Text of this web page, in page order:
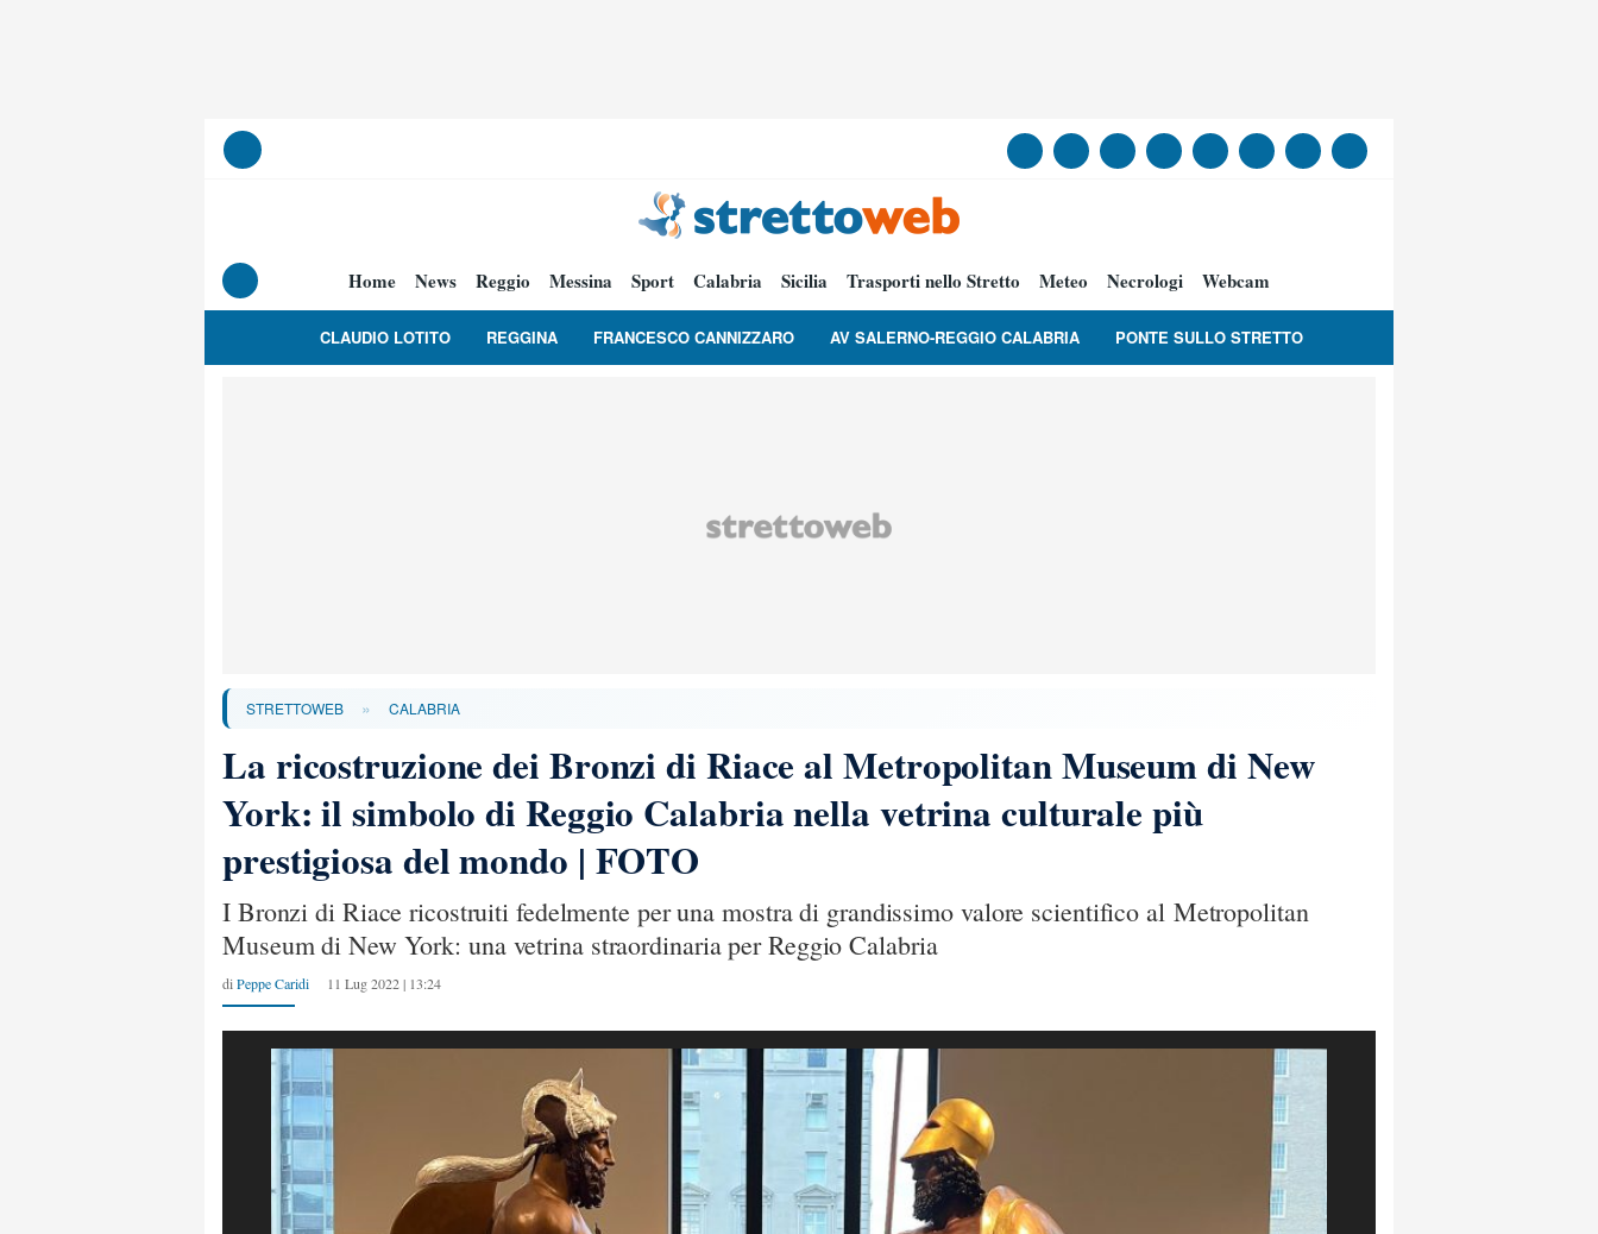
Home News Reggio Messina Sport Calabria Sicilia Trasporti nello Stretto Meteo Necrologi Webcam
CLAUDIO LOTITO REGGINA FRANCESCO CANNIZZARO AV SALERNO-REGGIO CALABRIA PONTE SULLO STRETTO
STRETTOWEB » CALABRIA
La ricostruzione dei Bronzi di Riace al Metropolitan Museum di New
York: il simbolo di Reggio Calabria nella vetrina culturale più
prestigiosa del mondo | FOTO
I Bronzi di Riace ricostruiti fedelmente per una mostra di grandissimo valore scientifico al Metropolitan
Museum di New York: una vetrina straordinaria per Reggio Calabria
di Peppe Caridi 11 Lug 2022 | 13:24